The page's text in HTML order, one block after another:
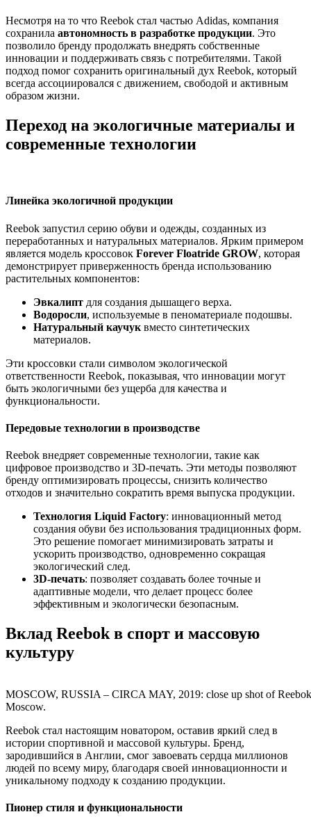
Несмотря на то что Reebok стал частью Adidas, компания
сохранила автономность в разработке продукции. Это
позволило бренду продолжать внедрять собственные
инновации и поддерживать связь с потребителями. Такой
подход помог сохранить оригинальный дух Reebok, который
всегда ассоциировался с движением, свободой и активным
образом жизни.
Переход на экологичные материалы и
современные технологии
Линейка экологичной продукции
Reebok запустил серию обуви и одежды, созданных из
переработанных и натуральных материалов. Ярким примером
является модель кроссовок Forever Floatride GROW, которая
демонстрирует приверженность бренда использованию
растительных компонентов:
Эвкалипт для создания дышащего верха.
Водоросли, используемые в пеноматериале подошвы.
Натуральный каучук вместо синтетических
материалов.
Эти кроссовки стали символом экологической
ответственности Reebok, показывая, что инновации могут
быть экологичными без ущерба для качества и
функциональности.
Передовые технологии в производстве
Reebok внедряет современные технологии, такие как
цифровое производство и 3D-печать. Эти методы позволяют
бренду оптимизировать процессы, снизить количество
отходов и значительно сократить время выпуска продукции.
Технология Liquid Factory: инновационный метод
создания обуви без использования традиционных форм.
Это решение помогает минимизировать затраты и
ускорить производство, одновременно сокращая
экологический след.
3D-печать: позволяет создавать более точные и
адаптивные модели, что делает процесс более
эффективным и экологически безопасным.
Вклад Reebok в спорт и массовую
культуру
MOSCOW, RUSSIA – CIRCA MAY, 2019: close up shot of
Moscow.
Reebok стал настоящим новатором, оставив яркий след в
истории спортивной и массовой культуры. Бренд,
зародившийся в Англии, смог завоевать сердца миллионов
людей по всему миру, благодаря своей инновационности и
уникальному подходу к созданию продукции.
Пионер стиля и функциональности